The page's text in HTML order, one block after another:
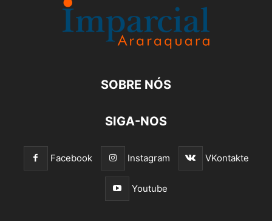
SOBRE NÓS
SIGA-NOS
Facebook Instagram VKontakte
Youtube